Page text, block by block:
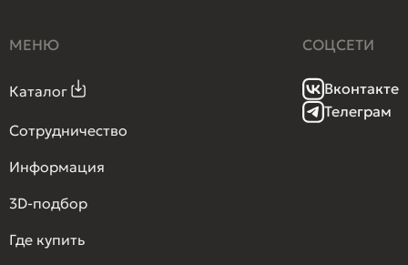
МЕНЮ
Каталог
Сотрудничество
Информация
3D-подбор
Где купить
СОЦСЕТИ
Вконтакте
Телеграм